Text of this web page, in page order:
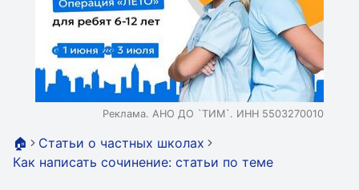
Реклама. АНО ДО `ТИМ`. ИНН 5503270010
🏠
Статьи о частных школах
Как написать сочинение: статьи по теме